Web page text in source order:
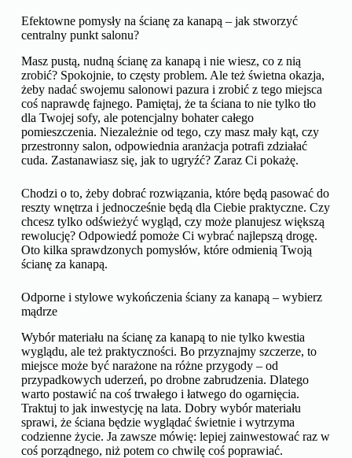
Efektowne pomysły na ścianę za kanapą – jak stworzyć
centralny punkt salonu?
Masz pustą, nudną ścianę za kanapą i nie wiesz, co z nią
zrobić? Spokojnie, to częsty problem. Ale też świetna okazja,
żeby nadać swojemu salonowi pazura i zrobić z tego miejsca
coś naprawdę fajnego. Pamiętaj, że ta ściana to nie tylko tło
dla Twojej sofy, ale potencjalny bohater całego
pomieszczenia. Niezależnie od tego, czy masz mały kąt, czy
przestronny salon, odpowiednia aranżacja potrafi zdziałać
cuda. Zastanawiasz się, jak to ugryźć? Zaraz Ci pokażę.
Chodzi o to, żeby dobrać rozwiązania, które będą pasować do
reszty wnętrza i jednocześnie będą dla Ciebie praktyczne. Czy
chcesz tylko odświeżyć wygląd, czy może planujesz większą
rewolucję? Odpowiedź pomoże Ci wybrać najlepszą drogę.
Oto kilka sprawdzonych pomysłów, które odmienią Twoją
ścianę za kanapą.
Odporne i stylowe wykończenia ściany za kanapą – wybierz
mądrze
Wybór materiału na ścianę za kanapą to nie tylko kwestia
wyglądu, ale też praktyczności. Bo przyznajmy szczerze, to
miejsce może być narażone na różne przygody – od
przypadkowych uderzeń, po drobne zabrudzenia. Dlatego
warto postawić na coś trwałego i łatwego do ogarnięcia.
Traktuj to jak inwestycję na lata. Dobry wybór materiału
sprawi, że ściana będzie wyglądać świetnie i wytrzyma
codzienne życie. Ja zawsze mówię: lepiej zainwestować raz w
coś porządnego, niż potem co chwilę coś poprawiać.